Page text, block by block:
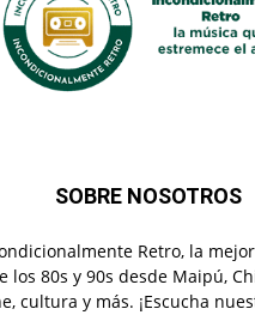
SOBRE NOSOTROS
Retro, la
los 80s y 90s desde Maipú,
cultura y más. ¡Escucha